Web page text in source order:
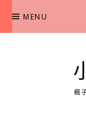
content
MENU
親